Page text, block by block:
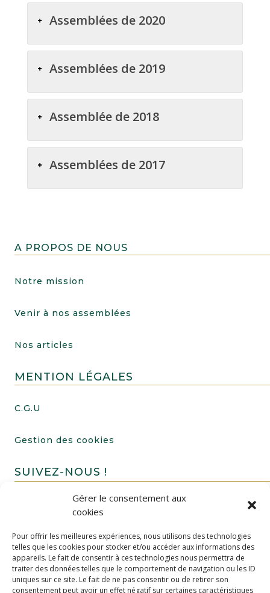
Gérer le consentement aux
cookies
Pour offrir les meilleures expériences, nous utilisons des technologies
telles que les cookies pour stocker et/ou accéder aux informations des
appareils. Le fait de consentir à ces technologies nous permettra de
traiter des données telles que le comportement de navigation ou les ID
uniques sur ce site. Le fait de ne pas consentir ou de retirer son
consentement peut avoir un effet négatif sur certaines caractéristiques
Assemblées de 2020
Assemblées de 2019
Assemblée de 2018
Assemblées de 2017
A PROPOS DE NOUS
Notre mission
Venir à nos assemblées
Nos articles
MENTION LÉGALES
C.G.U
Gestion des cookies
SUIVEZ-NOUS !
FAIRE UN DON